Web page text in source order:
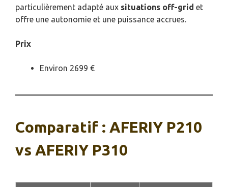
particulièrement adapté aux situations off-grid et
offre une autonomie et une puissance accrues.
Prix
Environ 2699 €
Comparatif : AFERIY P210
vs AFERIY P310